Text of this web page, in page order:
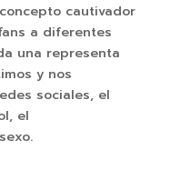
cautivador
a diferentes
una representa
y nos
sociales, el
el